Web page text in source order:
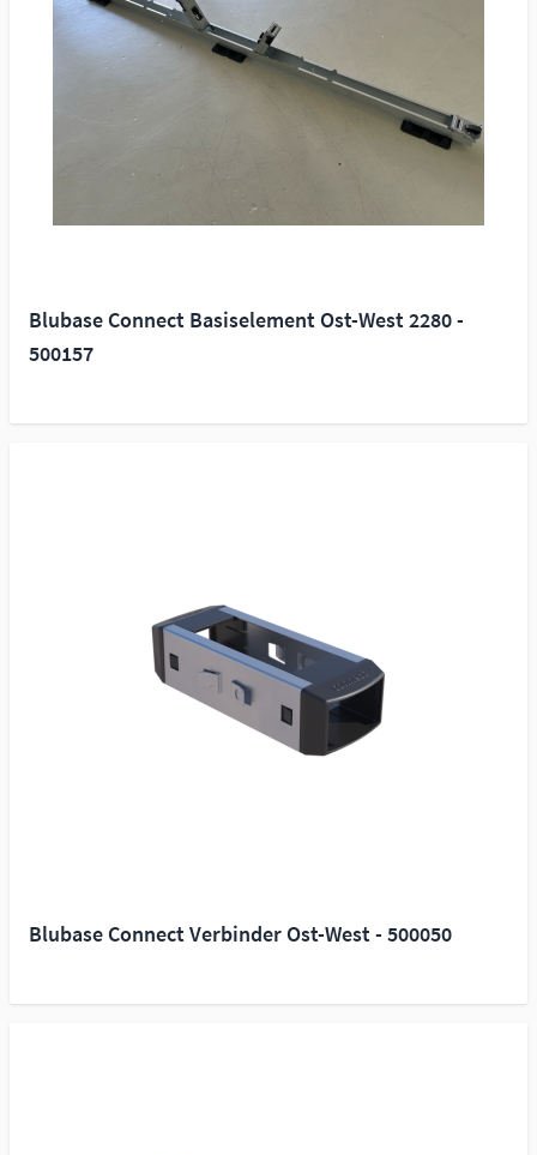
Blubase Connect Basiselement Ost-West 2280 -
500157
Blubase Connect Verbinder Ost-West - 500050